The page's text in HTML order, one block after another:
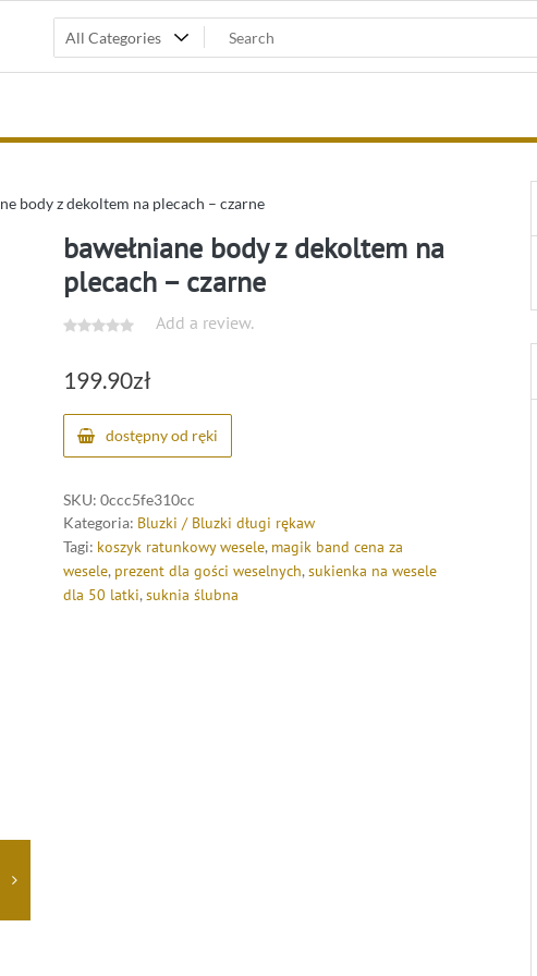
body z dekoltem na plecach – czarne
bawełniane body z dekoltem na
plecach – czarne
Add a review.
199.90zł
dostępny od ręki
SKU: 0ccc5fe310cc
Kategoria: Bluzki / Bluzki długi rękaw
Tagi: koszyk ratunkowy wesele, magik band cena za
wesele, prezent dla gości weselnych, sukienka na wesele
dla 50 latki, suknia ślubna